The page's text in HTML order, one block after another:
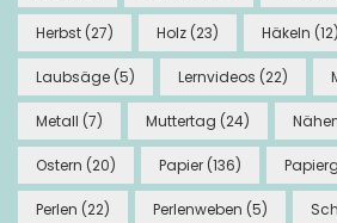
Herbst (27) Holz (23) Häkeln (12)
Laubsäge (5) Lernvideos (22)
Metall (7) Muttertag (24)
Ostern (20) Papier (136)
Perlen (22) Perlenweben (5)